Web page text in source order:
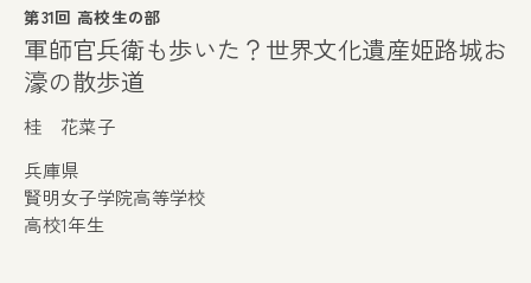
第31回 高校生の部
軍師官兵衛も歩いた？世界文化遺産姫路城お
濠の散歩道
桂 花菜子
兵庫県
賢明女子学院高等学校
高校1年生